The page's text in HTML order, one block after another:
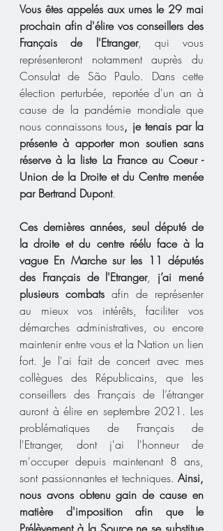
Vous êtes appelés aux urnes le 29 mai
prochain afin d'élire vos conseillers des
Français de l'Etranger, qui vous
représenteront notamment auprès du
Consulat de São Paulo. Dans cette
élection perturbée, reportée d'un an à
cause de la pandémie mondiale que
nous connaissons tous, je tenais par la
présente à apporter mon soutien sans
réserve à la liste La France au Coeur -
Union de la Droite et du Centre menée
par Bertrand Dupont.
Ces dernières années, seul député de
la droite et du centre réélu face à la
vague En Marche sur les 11 députés
des Français de l'Etranger, j’ai mené
plusieurs combats afin de représenter
au mieux vos intérêts, faciliter vos
démarches administratives, ou encore
maintenir entre vous et la Nation un lien
fort. Je l'ai fait de concert avec mes
collègues des Républicains, que les
conseillers des Français de l’étranger
auront à élire en septembre 2021. Les
problématiques de Français de
l'Etranger, dont j'ai l'honneur de
m'occuper depuis maintenant 8 ans,
sont passionnantes et techniques. Ainsi,
nous avons obtenu gain de cause en
matière d'imposition afin que le